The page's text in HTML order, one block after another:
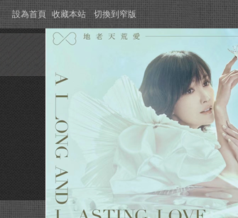
設為首頁 收藏本站 切換到窄版